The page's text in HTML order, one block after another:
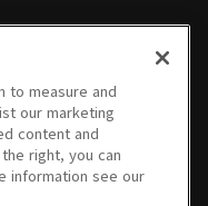
08/29/2017 • 47분
23회
09/05/2017 • 46분
to measure and
our marketing
content and
right, you can
information see our